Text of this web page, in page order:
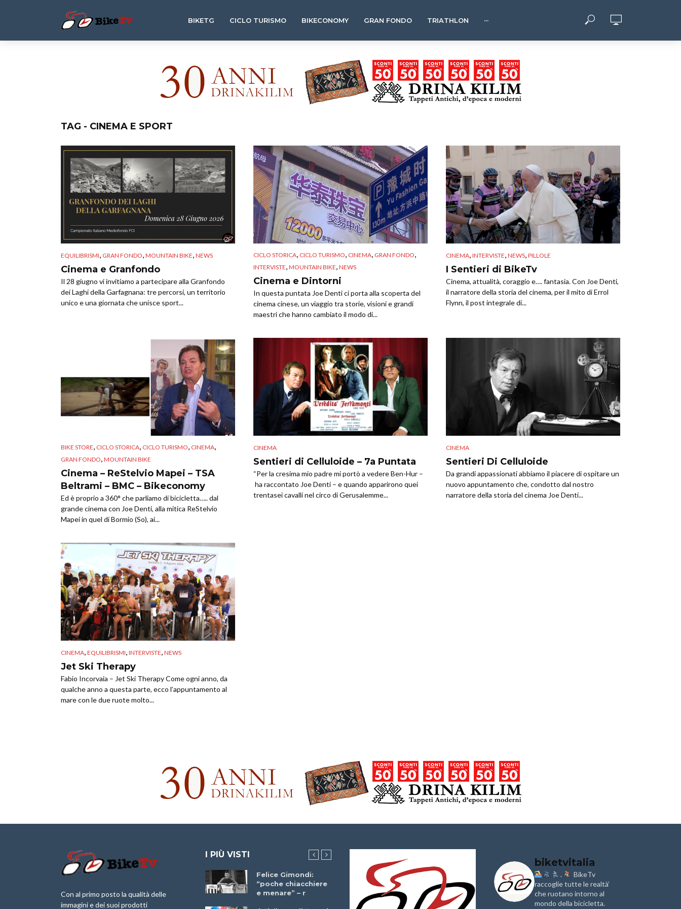
BIKETG CICLO TURISMO BIKECONOMY GRAN FONDO TRIATHLON ···
TAG - CINEMA E SPORT
EQUILIBRISMI, GRAN FONDO, MOUNTAIN BIKE, NEWS
Cinema e Granfondo
Il 28 giugno vi invitiamo a partecipare alla Granfondo
dei Laghi della Garfagnana: tre percorsi, un territorio
unico e una giornata che unisce sport...
CICLO STORICA, CICLO TURISMO, CINEMA, GRAN FONDO,
INTERVISTE, MOUNTAIN BIKE, NEWS
Cinema e Dintorni
In questa puntata Joe Denti ci porta alla scoperta del
cinema cinese, un viaggio tra storie, visioni e grandi
maestri che hanno cambiato il modo di...
CINEMA, INTERVISTE, NEWS, PILLOLE
I Sentieri di BikeTv
Cinema, attualità, coraggio e…. fantasia. Con Joe Denti,
il narratore della storia del cinema, per il mito di Errol
Flynn, il post integrale di...
BIKE STORE, CICLO STORICA, CICLO TURISMO, CINEMA,
GRAN FONDO, MOUNTAIN BIKE
Cinema – ReStelvio Mapei – TSA
Beltrami – BMC – Bikeconomy
Ed è proprio a 360° che parliamo di bicicletta….. dal
grande cinema con Joe Denti, alla mitica ReStelvio
Mapei in quel di Bormio (So), ai...
CINEMA
Sentieri di Celluloide – 7a Puntata
“Per la cresima mio padre mi portò a vedere Ben-Hur –
ha raccontato Joe Denti – e quando apparirono quei
trentasei cavalli nel circo di Gerusalemme...
CINEMA
Sentieri Di Celluloide
Da grandi appassionati abbiamo il piacere di ospitare un
nuovo appuntamento che, condotto dal nostro
narratore della storia del cinema Joe Denti...
CINEMA EQUILIBRISMI INTERVISTE NEWS
Jet Ski Therapy
Fabio Incorvaia – Jet Ski Therapy Come ogni anno, da
qualche anno a questa parte, ecco l’appuntamento al
mare con le due ruote molto...
Con al primo posto la qualità delle
immagini e dei suoi prodotti
I PIÙ VISTI
Marathon 2025”
Felice Gimondi:
“poche chiacchiere
e menare” – r
Brocci Incontra
Giuseppe Martinelli
– r
Granfondo
Internazionale
Laigueglia 22
Febbraio 2026
biketvitalia
.
BikeTv
raccoglie tutte le realtà’
che ruotano intorno al
mondo della bicicletta.